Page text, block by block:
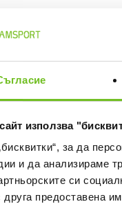
използва
за да
и да анализираме
си
друга предоставена